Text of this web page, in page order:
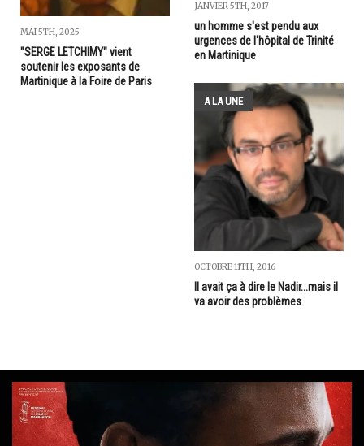
MAI 5TH, 2025
"SERGE LETCHIMY" vient
soutenir les exposants de
Martinique à la Foire de Paris
JANVIER 5TH, 2017
un homme s'est pendu aux
urgences de l'hôpital de Trinité
en Martinique
A LA UNE
OCTOBRE 11TH, 2016
Il avait ça à dire le Nadir...mais il
va avoir des problèmes